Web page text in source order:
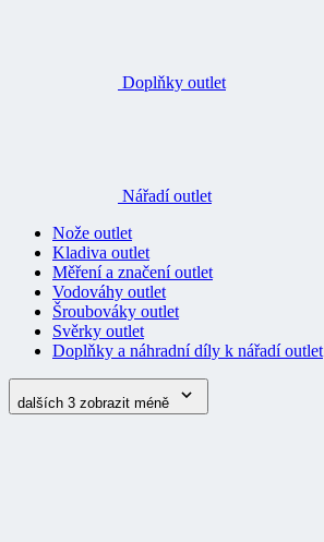
Doplňky outlet
Nářadí outlet
Nože outlet
Kladiva outlet
Měření a značení outlet
Vodováhy outlet
Šroubováky outlet
Svěrky outlet
Doplňky a náhradní díly k nářadí outlet
dalších 3 zobrazit méně